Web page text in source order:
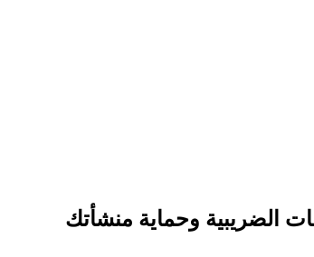
الضريبية وحماية منشأتكمحامٍ ومستشار قانوني